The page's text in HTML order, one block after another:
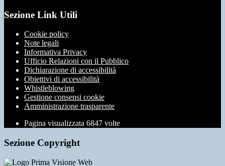
Sezione Link Utili
Cookie policy
Note legali
Informativa Privacy
Ufficio Relazioni con il Pubblico
Dichiarazione di accessibilità
Obiettivi di accessibilità
Whistleblowing
Gestione consensi cookie
Amministrazione trasparente
Pagina visualizzata 6847 volte
Sezione Copyright